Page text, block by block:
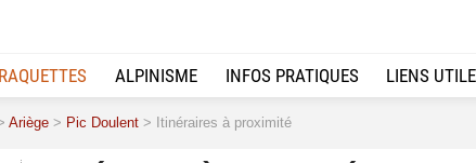
RAQUETTES ALPINISME INFOS PRATIQUES LIENS
Ariège > Pic Doulent > Itinéraires à proximité